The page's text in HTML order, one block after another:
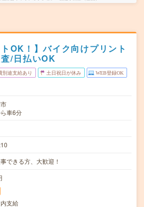
トOK！】バイク向けプリント
/日払いOK
別途支給あり 土日祝日が休み WEB登録OK
車6分
できる方、大歓迎！
支給